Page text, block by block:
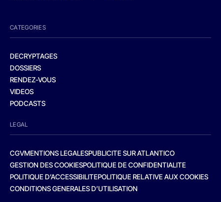
CATEGORIES
DECRYPTAGES
DOSSIERS
RENDEZ-VOUS
VIDEOS
PODCASTS
LEGAL
CGVMENTIONS LEGALESPUBLICITE SUR ATLANTICO
GESTION DES COOKIESPOLITIQUE DE CONFIDENTIALITE
POLITIQUE D’ACCESSIBILITEPOLITIQUE RELATIVE AUX COOKIES
CONDITIONS GENERALES D’UTILISATION